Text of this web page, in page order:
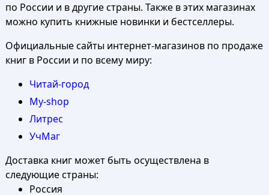
по России и в другие страны. Также в этих магазинах
можно купить книжные новинки и бестселлеры.
Официальные сайты интернет-магазинов по продаже
книг в России и по всему миру:
Читай-город
My-shop
Литрес
УчМаг
Доставка книг может быть осуществлена в
следующие страны:
Россия